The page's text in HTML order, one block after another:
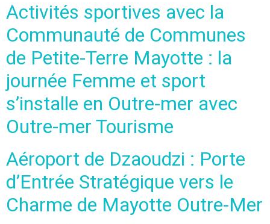
Activités sportives avec la
Communauté de Communes
de Petite-Terre Mayotte : la
journée Femme et sport
s’installe en Outre-mer avec
Outre-mer Tourisme
Aéroport de Dzaoudzi : Porte
d’Entrée Stratégique vers le
Charme de Mayotte Outre-Mer